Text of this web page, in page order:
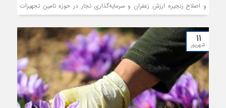
و اصلاح زنجیره ارزش زعفران و سرمایه‌گذاری تجار در حوزه تامین تجهیزات
تولید این محصول تاکید شد.
۱۱
شهریور